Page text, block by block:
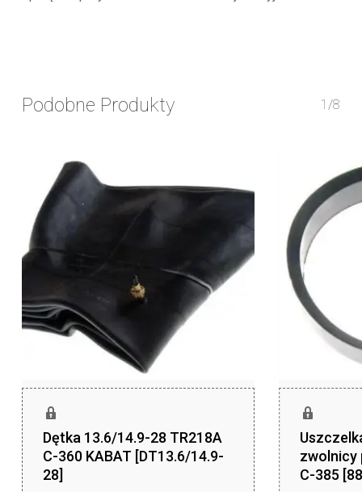
Podobne Produkty 1/8
Dętka 13.6/14.9-28 TR218A
C-360 KABAT [DT13.6/14.9-
28]
zwolnicy
C-385